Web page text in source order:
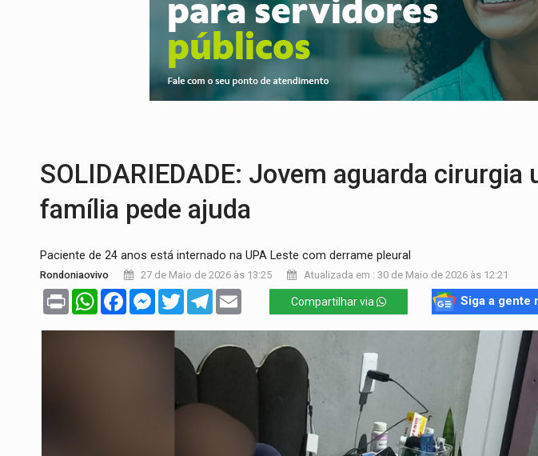
ACABOU COM PEUGEOT:Incêndio destrói carro que era rebocado para
Ladrão é filmado furtando moto na frente do bar da Marleide
BOLSAS DE PESQUISA:Iniciativa Amazônia+10 lança chamada para
SOLIDARIEDADE: Jovem aguarda cirurgia
família pede ajuda
Paciente de 24 anos está internado na UPA Leste com derrame pleural
Rondoniaovivo 27 de Maio de 2026 às 13:25 Atualizada em : 30 de Maio de 2026 às 12:21
Print WhatsAppFacebookMessenger
TwitterTelegram Compartilhar via Siga a gente